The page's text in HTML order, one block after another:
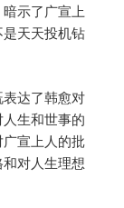
示了广宣上
天天投机钻
达了韩愈对
生和世事的
宣上人的批
对人生理想